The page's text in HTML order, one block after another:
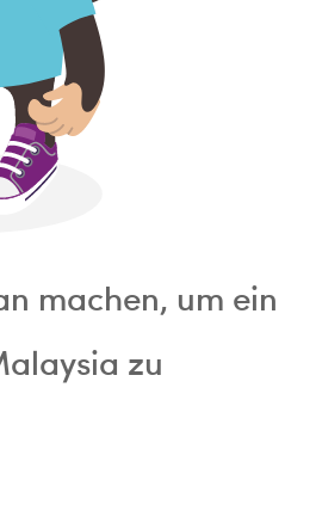
machen, um ein
zu